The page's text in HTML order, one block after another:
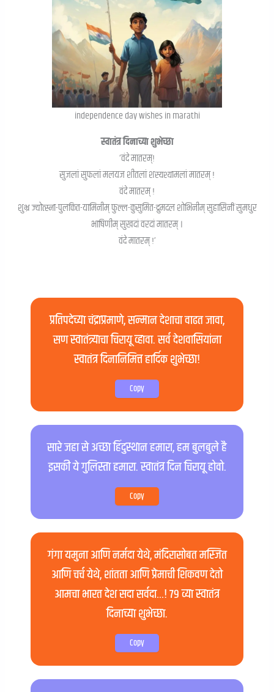
independence day wishes in marathi
स्वातंत्र दिनाच्या शुभेच्छा
‘वंदे मातरम्!
सुजलां सुफलां मलयज शीतलां शस्यश्यामलां मातरम् !
वंदे मातरम् !
शुभ्र ज्योत्स्ना-पुलकित-यामिनीम् फुल्ल-कुसुमित-द्रुमदल शोभिनीम् सुहासिनीं सुमधुर
भाषिणीम् सुखदां वरदां मातरम् ।
वंदे मातरम् !’
प्रतिपदेच्या चंद्राप्रमाणे, सन्मान देशाचा वाढत जावा,
सण स्वातंत्र्याचा चिरायू व्हावा. सर्व देशवासियांना
स्वातंत्र दिनानिमित्त हार्दिक शुभेच्छा!
Copy
सारे जहा से अच्छा हिंदुस्थान हमारा, हम बुलबुले है
इसकी ये गुलिस्ता हमारा. स्वातंत्र दिन चिरायू होवो.
Copy
गंगा यमुना आणि नर्मदा येथे, मंदिरासोबत मस्जित
आणि चर्च येथे, शांतता आणि प्रेमाची शिकवण देतो
आमचा भारत देश सदा सर्वदा…! ७९ व्या स्वातंत्र
दिनाच्या शुभेच्छा.
Copy